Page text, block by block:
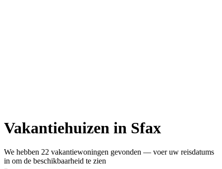
Vakantiehuizen in Sfax
We hebben 22 vakantiewoningen gevonden — voer uw reisdatums
in om de beschikbaarheid te zien